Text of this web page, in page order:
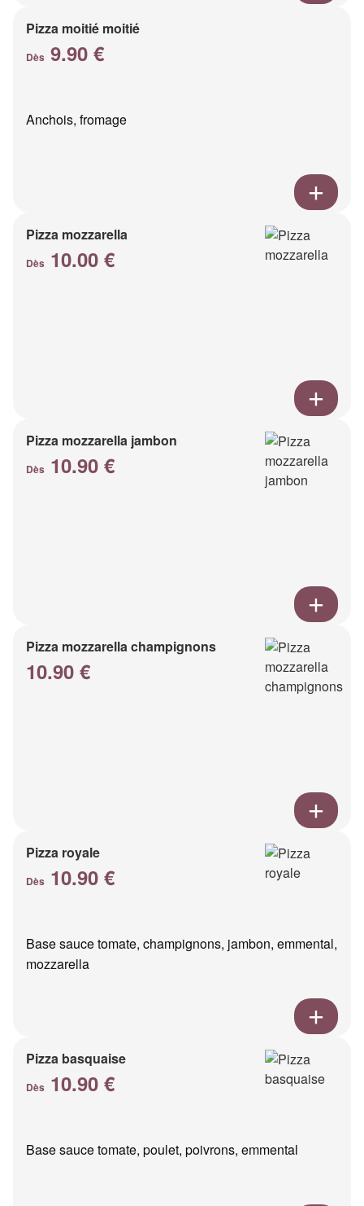
Pizza moitié moitié
Dès 9.90 €
Anchois, fromage
Pizza mozzarella
Dès 10.00 €
Pizza mozzarella jambon
Dès 10.90 €
Pizza mozzarella champignons
10.90 €
Pizza royale
Dès 10.90 €
Base sauce tomate, champignons, jambon, emmental,
mozzarella
Pizza basquaise
Dès 10.90 €
Base sauce tomate, poulet, poivrons, emmental